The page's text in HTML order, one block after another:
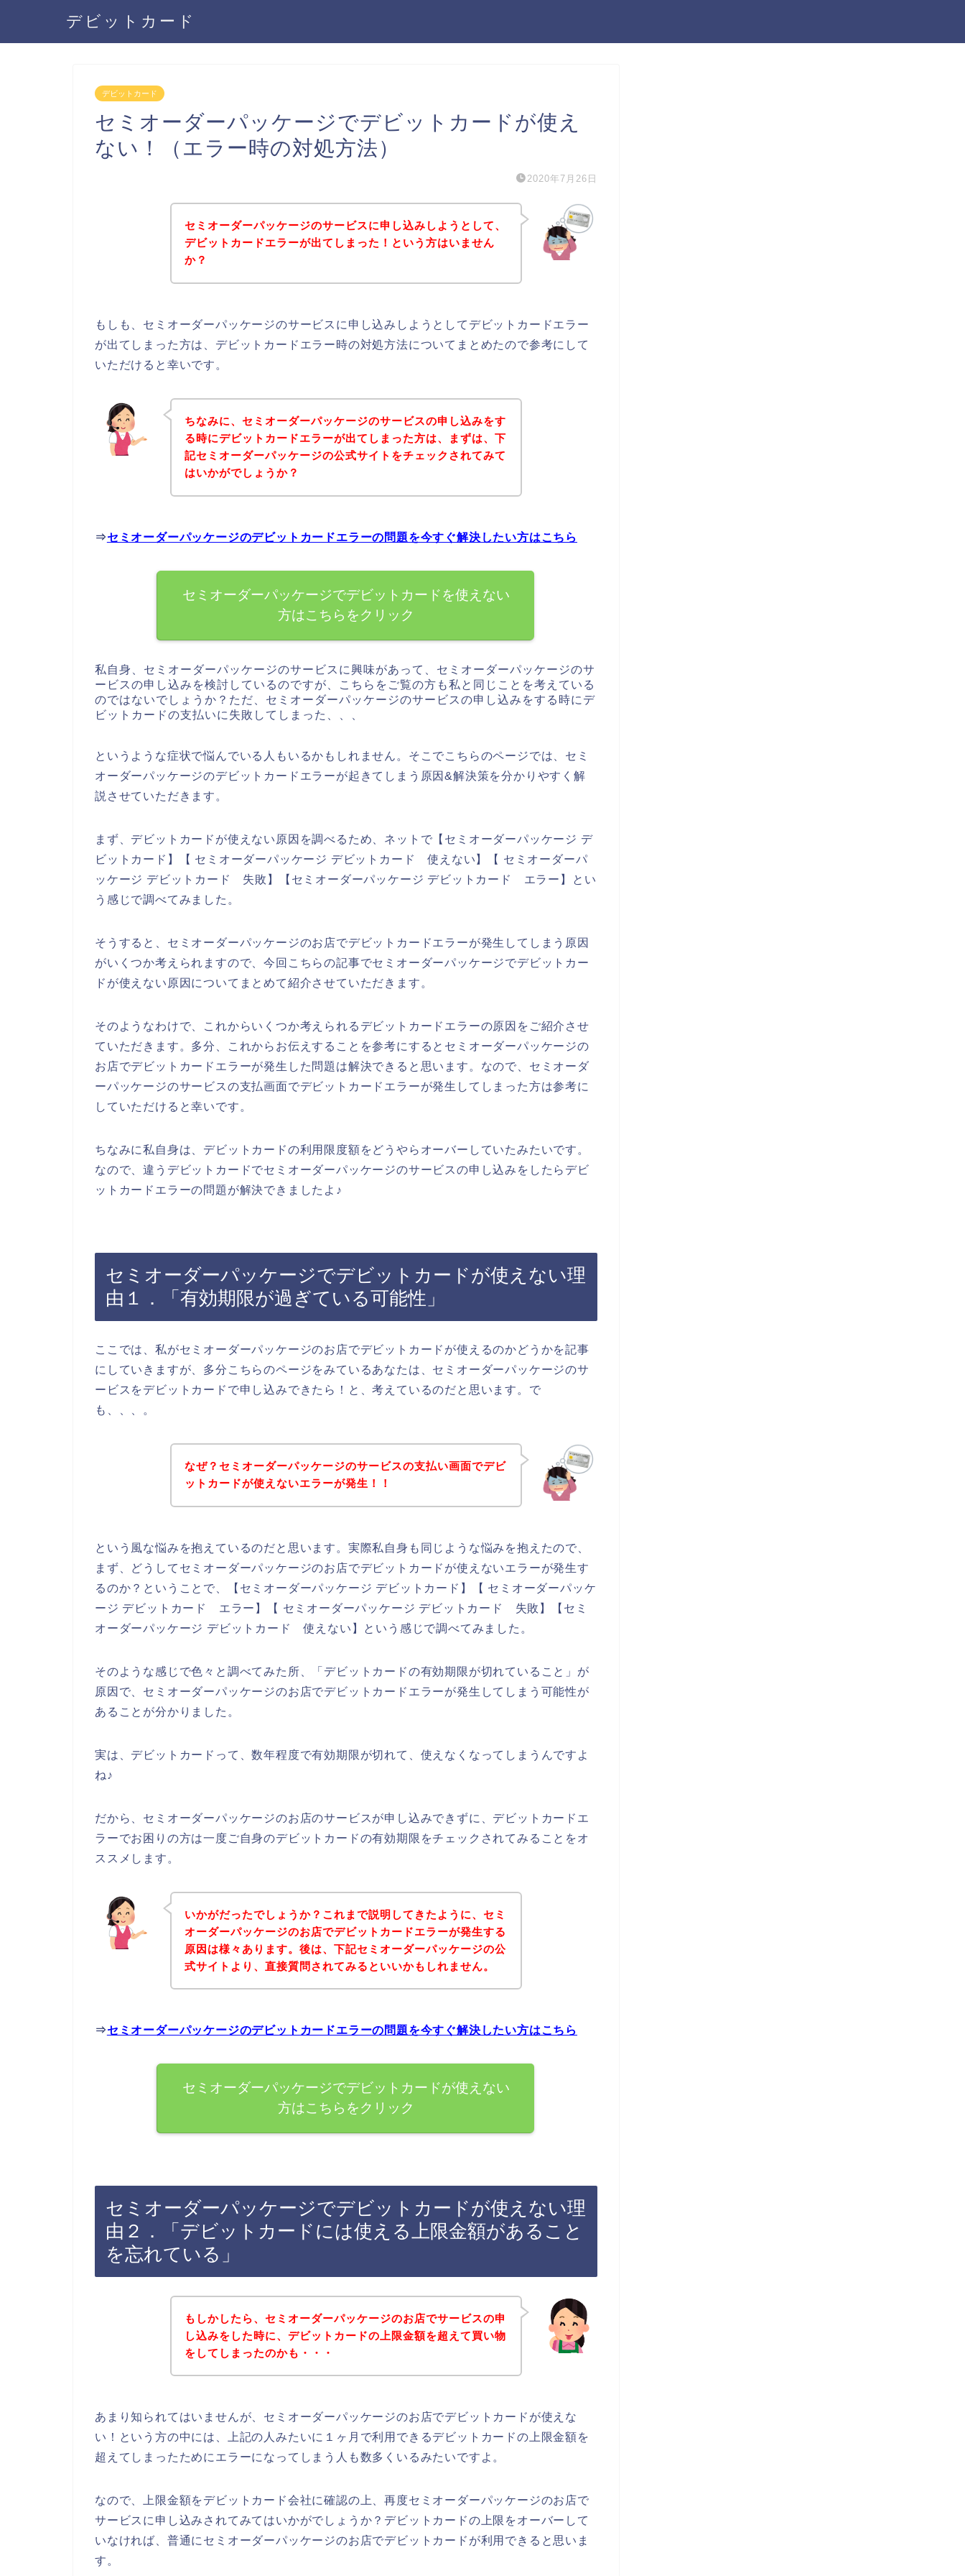
デビットカード
デビットカード
セミオーダーパッケージでデビットカードが使え
ない！（エラー時の対処方法）
2020年7月26日
セミオーダーパッケージのサービスに申し込みしようとして、
デビットカードエラーが出てしまった！という方はいません
か？
もしも、セミオーダーパッケージのサービスに申し込みしようとしてデビットカードエラー
が出てしまった方は、デビットカードエラー時の対処方法についてまとめたので参考にして
いただけると幸いです。
ちなみに、セミオーダーパッケージのサービスの申し込みをす
る時にデビットカードエラーが出てしまった方は、まずは、下
記セミオーダーパッケージの公式サイトをチェックされてみて
はいかがでしょうか？
⇒セミオーダーパッケージのデビットカードエラーの問題を今すぐ解決したい方はこちら
セミオーダーパッケージでデビットカードを使えない
方はこちらをクリック
私自身、セミオーダーパッケージのサービスに興味があって、セミオーダーパッケージのサ
ービスの申し込みを検討しているのですが、こちらをご覧の方も私と同じことを考えている
のではないでしょうか？ただ、セミオーダーパッケージのサービスの申し込みをする時にデ
ビットカードの支払いに失敗してしまった、、、
というような症状で悩んでいる人もいるかもしれません。そこでこちらのページでは、セミ
オーダーパッケージのデビットカードエラーが起きてしまう原因&解決策を分かりやすく解
説させていただきます。
まず、デビットカードが使えない原因を調べるため、ネットで【セミオーダーパッケージ デ
ビットカード】【 セミオーダーパッケージ デビットカード 使えない】【 セミオーダーパ
ッケージ デビットカード 失敗】【セミオーダーパッケージ デビットカード エラー】とい
う感じで調べてみました。
そうすると、セミオーダーパッケージのお店でデビットカードエラーが発生してしまう原因
がいくつか考えられますので、今回こちらの記事でセミオーダーパッケージでデビットカー
ドが使えない原因についてまとめて紹介させていただきます。
そのようなわけで、これからいくつか考えられるデビットカードエラーの原因をご紹介させ
ていただきます。多分、これからお伝えすることを参考にするとセミオーダーパッケージの
お店でデビットカードエラーが発生した問題は解決できると思います。なので、セミオーダ
ーパッケージのサービスの支払画面でデビットカードエラーが発生してしまった方は参考に
していただけると幸いです。
ちなみに私自身は、デビットカードの利用限度額をどうやらオーバーしていたみたいです。
なので、違うデビットカードでセミオーダーパッケージのサービスの申し込みをしたらデビ
ットカードエラーの問題が解決できましたよ♪
セミオーダーパッケージでデビットカードが使えない理
由１．「有効期限が過ぎている可能性」
ここでは、私がセミオーダーパッケージのお店でデビットカードが使えるのかどうかを記事
にしていきますが、多分こちらのページをみているあなたは、セミオーダーパッケージのサ
ービスをデビットカードで申し込みできたら！と、考えているのだと思います。で
も、、、。
なぜ？セミオーダーパッケージのサービスの支払い画面でデビ
ットカードが使えないエラーが発生！！
という風な悩みを抱えているのだと思います。実際私自身も同じような悩みを抱えたので、
まず、どうしてセミオーダーパッケージのお店でデビットカードが使えないエラーが発生す
るのか？ということで、【セミオーダーパッケージ デビットカード】【 セミオーダーパッケ
ージ デビットカード エラー】【 セミオーダーパッケージ デビットカード 失敗】【セミ
オーダーパッケージ デビットカード 使えない】という感じで調べてみました。
そのような感じで色々と調べてみた所、「デビットカードの有効期限が切れていること」が
原因で、セミオーダーパッケージのお店でデビットカードエラーが発生してしまう可能性が
あることが分かりました。
実は、デビットカードって、数年程度で有効期限が切れて、使えなくなってしまうんですよ
ね♪
だから、セミオーダーパッケージのお店のサービスが申し込みできずに、デビットカードエ
ラーでお困りの方は一度ご自身のデビットカードの有効期限をチェックされてみることをオ
ススメします。
いかがだったでしょうか？これまで説明してきたように、セミ
オーダーパッケージのお店でデビットカードエラーが発生する
原因は様々あります。後は、下記セミオーダーパッケージの公
式サイトより、直接質問されてみるといいかもしれません。
⇒セミオーダーパッケージのデビットカードエラーの問題を今すぐ解決したい方はこちら
セミオーダーパッケージでデビットカードが使えない
方はこちらをクリック
セミオーダーパッケージでデビットカードが使えない理
由２．「デビットカードには使える上限金額があること
を忘れている」
もしかしたら、セミオーダーパッケージのお店でサービスの申
し込みをした時に、デビットカードの上限金額を超えて買い物
をしてしまったのかも・・・
あまり知られてはいませんが、セミオーダーパッケージのお店でデビットカードが使えな
い！という方の中には、上記の人みたいに１ヶ月で利用できるデビットカードの上限金額を
超えてしまったためにエラーになってしまう人も数多くいるみたいですよ。
なので、上限金額をデビットカード会社に確認の上、再度セミオーダーパッケージのお店で
サービスに申し込みされてみてはいかがでしょうか？デビットカードの上限をオーバーして
いなければ、普通にセミオーダーパッケージのお店でデビットカードが利用できると思いま
す。